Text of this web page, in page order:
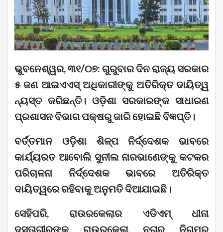
ଭୁବନେଶ୍ୱର, ୩୧/୦୭: ଗୁରୁବାର ଦିନ ରାଜ୍ୟ ସରକାର
୫ ଜଣ ଆଇଏଏସ୍ ଅଧିକାରୀଙ୍କୁ ଅତିରିକ୍ତ ଦାୟିତ୍ୱ
ନ୍ୟସ୍ତ କରିଛନ୍ତି। ଓଡ଼ିଶା ସରକାରଙ୍କ ସାଧାରଣ
ପ୍ରଶାସନ ବିଭାଗ ପକ୍ଷରୁ ଜାରି ହୋଇଛି ବିଜ୍ଞପ୍ତି।
ବର୍ତ୍ତମାନ ଓଡ଼ିଶା ଶିଳ୍ପ ନିର୍ଦ୍ଦେଶକ ଭାବରେ
କାର୍ଯ୍ୟରତ ଆବୋଲି ସୁନୀଲ ନାରଭାଣେଙ୍କୁ କଟକର
ପରିଚାଳନା ନିର୍ଦ୍ଦେଶକ ଭାବରେ ଅତିରିକ୍ତ
ଦାୟିତ୍ୱରେ ରହିବାକୁ ଅନୁମତି ଦିଆଯାଇଛି।
ସେହିପରି, ରାଉରକେଲାର ଏଡିଏମ୍ ଧୀନା
ଦସ୍ତାଗୀରଙ୍କୁ ରାଉରକେଲା ନଗର ନିଗମର